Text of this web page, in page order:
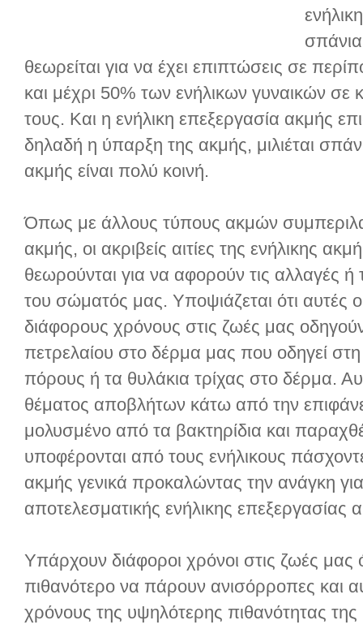
θεωρείται για να έχει επιπτώσεις σε
και μέχρι 50% των ενήλικων γυναικών σε
τους. Και η ενήλικη επεξεργασία ακμής
δηλαδή η ύπαρξη της ακμής, μιλιέται
ακμής είναι πολύ κοινή.
Όπως με άλλους τύπους ακμών
ακμής, οι ακριβείς αιτίες της ενήλικης
θεωρούνται για να αφορούν τις αλλαγές ή
του σώματός μας. Υποψιάζεται ότι αυτές
διάφορους χρόνους στις ζωές μας
πετρελαίου στο δέρμα μας που οδηγεί
πόρους ή τα θυλάκια τρίχας στο δέρμα.
θέματος αποβλήτων κάτω από την
μολυσμένο από τα βακτηρίδια και
υποφέρονται από τους ενήλικους
ακμής γενικά προκαλώντας την ανάγκη
αποτελεσματικής ενήλικης επεξεργασίας
Υπάρχουν διάφοροι χρόνοι στις ζωές μας
πιθανότερο να πάρουν ανισόρροπες και
χρόνους της υψηλότερης πιθανότητας